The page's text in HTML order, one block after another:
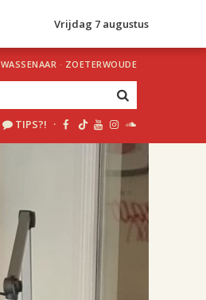
Vrijdag 7 augustus
WASSENAAR · ZOETERWOUDE
TIPS?! ·
uur 1 van 2
Volgend uur